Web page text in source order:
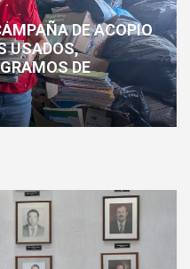
DE ACOPIO
USADOS,
DE